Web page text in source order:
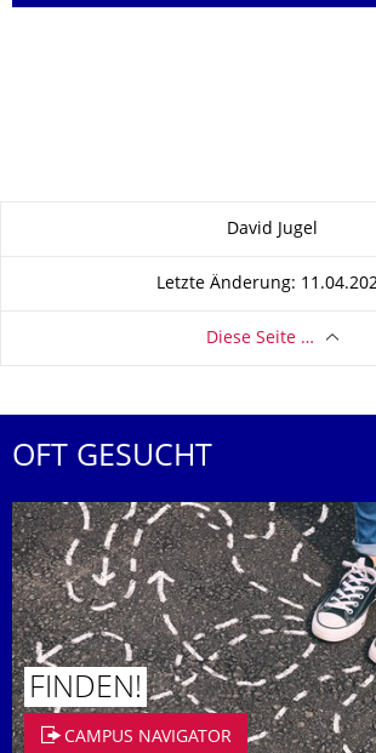
David Jugel
Letzte Änderung:
Diese Seite …
OFT GESUCHT
FINDEN!
CAMPUS NAVIGATOR